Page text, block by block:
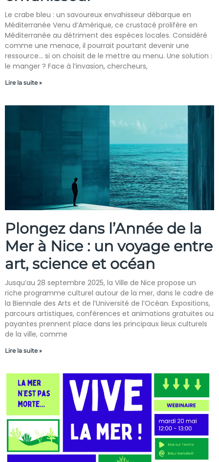
Le crabe bleu : un savoureux envahisseur débarque en
Méditerranée Venu d’Amérique, ce crustacé prolifère en
Méditerranée au détriment des espèces locales. Considéré
comme une menace, il pourrait pourtant devenir une
ressource… si on choisit de le mettre au menu. Une solution :
le manger ? Face à l’invasion, chercheurs,
Lire la suite »
Plongez dans l’Année de la
Mer à Nice : un voyage entre
art, science et océan
Jusqu’au 28 septembre 2025, la Ville de Nice propose un
riche programme culturel autour de la mer, dans le cadre de
la Biennale des Arts et de l’Université de l’Océan. Expositions,
parcours artistiques, conférences et animations gratuites ou
payantes prennent place dans les principaux lieux culturels
de la ville, comme
Lire la suite »